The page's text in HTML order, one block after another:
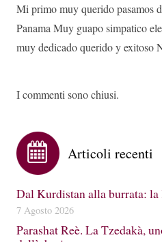
Mi primo muy querido pasamos
Panama Muy guapo simpatico
muy dedicado querido y exitoso
I commenti sono chiusi.
Articoli recenti
Dal Kurdistan alla burrata:
7 Agosto 2026
Parashat Reè. La Tzedakà,